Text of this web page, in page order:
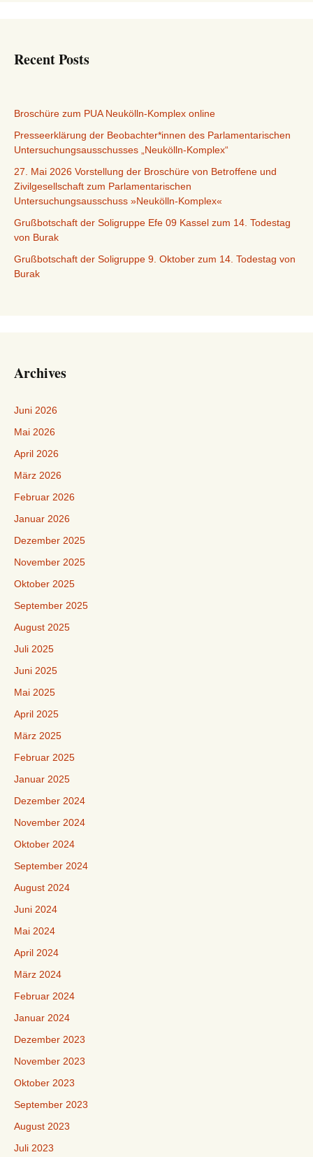
Recent Posts
Broschüre zum PUA Neukölln-Komplex online
Presseerklärung der Beobachter*innen des Parlamentarischen
Untersuchungsausschusses „Neukölln-Komplex“
27. Mai 2026 Vorstellung der Broschüre von Betroffene und
Zivilgesellschaft zum Parlamentarischen
Untersuchungsausschuss »Neukölln-Komplex«
Grußbotschaft der Soligruppe Efe 09 Kassel zum 14. Todestag
von Burak
Grußbotschaft der Soligruppe 9. Oktober zum 14. Todestag von
Burak
Archives
Juni 2026
Mai 2026
April 2026
März 2026
Februar 2026
Januar 2026
Dezember 2025
November 2025
Oktober 2025
September 2025
August 2025
Juli 2025
Juni 2025
Mai 2025
April 2025
März 2025
Februar 2025
Januar 2025
Dezember 2024
November 2024
Oktober 2024
September 2024
August 2024
Juni 2024
Mai 2024
April 2024
März 2024
Februar 2024
Januar 2024
Dezember 2023
November 2023
Oktober 2023
September 2023
August 2023
Juli 2023